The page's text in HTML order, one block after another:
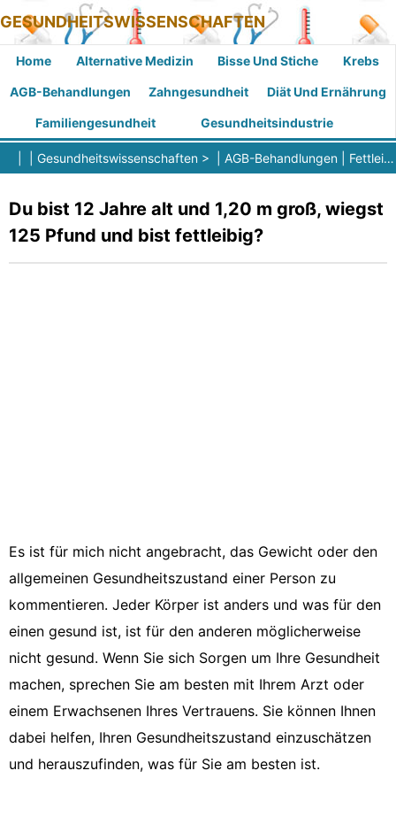
GESUNDHEITSWISSENSCHAFTEN
Home Alternative Medizin Bisse Und Stiche Krebs
AGB-Behandlungen Zahngesundheit Diät Und Ernährung
Familiengesundheit Gesundheitsindustrie
Gesundheitswissenschaften > | AGB-Behandlungen Fettleibigkeit
Du bist 12 Jahre alt und 1,20 m groß, wiegst
125 Pfund und bist fettleibig?
Es ist für mich nicht angebracht, das Gewicht oder den
allgemeinen Gesundheitszustand einer Person zu
kommentieren. Jeder Körper ist anders und was für den
einen gesund ist, ist für den anderen möglicherweise
nicht gesund. Wenn Sie sich Sorgen um Ihre Gesundheit
machen, sprechen Sie am besten mit Ihrem Arzt oder
einem Erwachsenen Ihres Vertrauens. Sie können Ihnen
dabei helfen, Ihren Gesundheitszustand einzuschätzen
und herauszufinden, was für Sie am besten ist.